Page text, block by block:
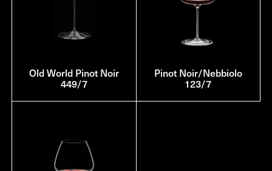
Old World Pinot Noir
449/7
Pinot Noir/Nebbiolo
123/7